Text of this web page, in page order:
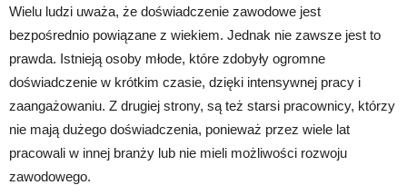
Wielu ludzi uważa, że doświadczenie zawodowe jest
bezpośrednio powiązane z wiekiem. Jednak nie zawsze jest to
prawda. Istnieją osoby młode, które zdobyły ogromne
doświadczenie w krótkim czasie, dzięki intensywnej pracy i
zaangażowaniu. Z drugiej strony, są też starsi pracownicy, którzy
nie mają dużego doświadczenia, ponieważ przez wiele lat
pracowali w innej branży lub nie mieli możliwości rozwoju
zawodowego.